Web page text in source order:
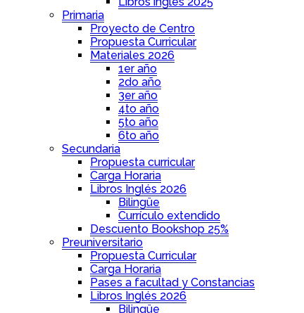
Primaria
Proyecto de Centro
Propuesta Curricular
Materiales 2026
1er año
2do año
3er año
4to año
5to año
6to año
Secundaria
Propuesta curricular
Carga Horaria
Libros Inglés 2026
Bilingüe
Currículo extendido
Descuento Bookshop 25%
Preuniversitario
Propuesta Curricular
Carga Horaria
Pases a facultad y Constancias
Libros Inglés 2026
Bilingüe